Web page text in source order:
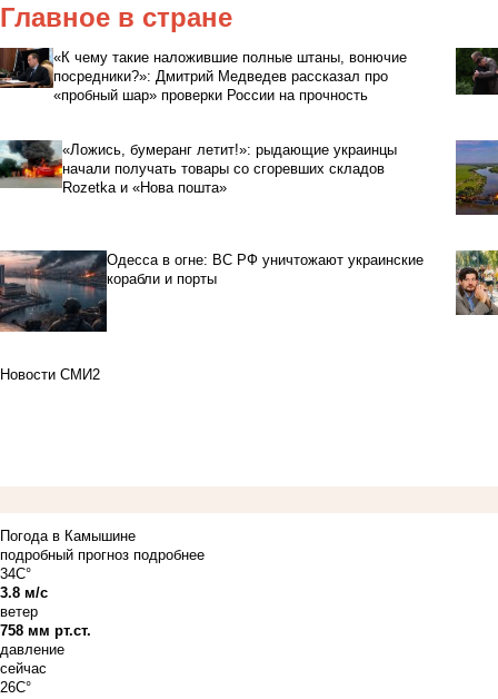
Главное в стране
«К чему такие наложившие полные штаны, вонючие
посредники?»: Дмитрий Медведев рассказал про
«пробный шар» проверки России на прочность
«Ложись, бумеранг летит!»: рыдающие украинцы
начали получать товары со сгоревших складов
Rozetka и «Нова пошта»
Одесса в огне: ВС РФ уничтожают украинские
корабли и порты
Новости СМИ2
Погода в Камышине
подробный прогноз подробнее
34C°
3.8 м/с
ветер
758 мм рт.ст.
давление
сейчас
26C°